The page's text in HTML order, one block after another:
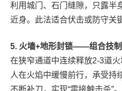
利用城门、石门缝隙，只露半
近身。此法适合伏击或防守关
5. 火墙+地形封锁——组合技
在狭窄通道中连续释放2-3道
人在火焰中缓慢前行，承受持
不断补刀，实现“零接触击杀”。